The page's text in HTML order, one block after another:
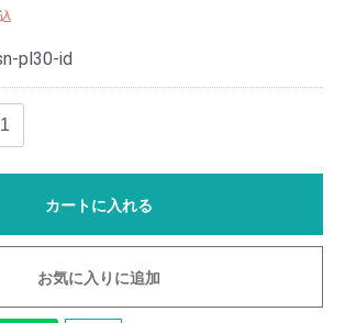
pl30-id
カートに入れる
お気に入りに追加